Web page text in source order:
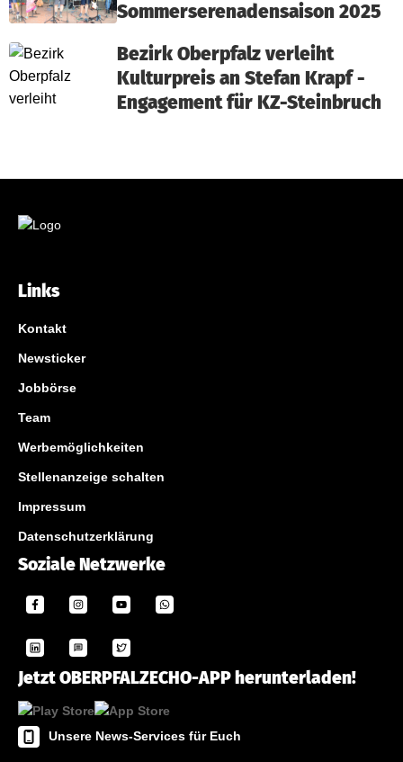
Sommerserenadensaison 2025
Bezirk Oberpfalz verleiht
Kulturpreis an Stefan Krapf -
Engagement für KZ-Steinbruch
Links
Kontakt
Newsticker
Jobbörse
Team
Werbemöglichkeiten
Stellenanzeige schalten
Impressum
Datenschutzerklärung
Soziale Netzwerke
Jetzt OBERPFALZECHO-APP herunterladen!
Unsere News-Services für Euch